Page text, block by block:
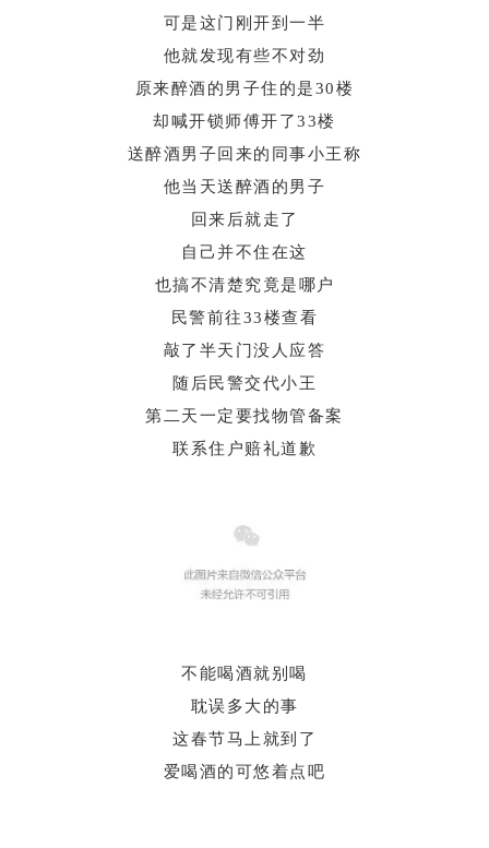
可是这门刚开到一半
他就发现有些不对劲
原来醉酒的男子住的是30楼
却喊开锁师傅开了33楼
送醉酒男子回来的同事小王称
他当天送醉酒的男子
回来后就走了
自己并不住在这
也搞不清楚究竟是哪户
民警前往33楼查看
敲了半天门没人应答
随后民警交代小王
第二天一定要找物管备案
联系住户赔礼道歉
不能喝酒就别喝
耽误多大的事
这春节马上就到了
爱喝酒的可悠着点吧